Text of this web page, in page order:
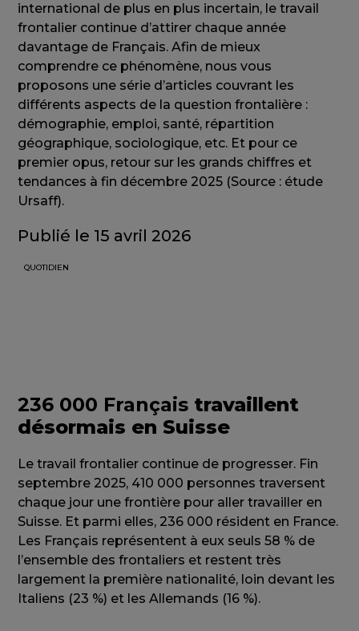
international de plus en plus incertain, le travail
frontalier continue d’attirer chaque année
davantage de Français. Afin de mieux
comprendre ce phénomène, nous vous
proposons une série d’articles couvrant les
différents aspects de la question frontalière :
démographie, emploi, santé, répartition
géographique, sociologique, etc. Et pour ce
premier opus, retour sur les grands chiffres et
tendances à fin décembre 2025 (Source : étude
Ursaff).
Publié le 15 avril 2026
QUOTIDIEN
236 000 Français travaillent
désormais en Suisse
Le travail frontalier continue de progresser. Fin
septembre 2025, 410 000 personnes traversent
chaque jour une frontière pour aller travailler en
Suisse. Et parmi elles, 236 000 résident en France.
Les Français représentent à eux seuls 58 % de
l’ensemble des frontaliers et restent très
largement la première nationalité, loin devant les
Italiens (23 %) et les Allemands (16 %).